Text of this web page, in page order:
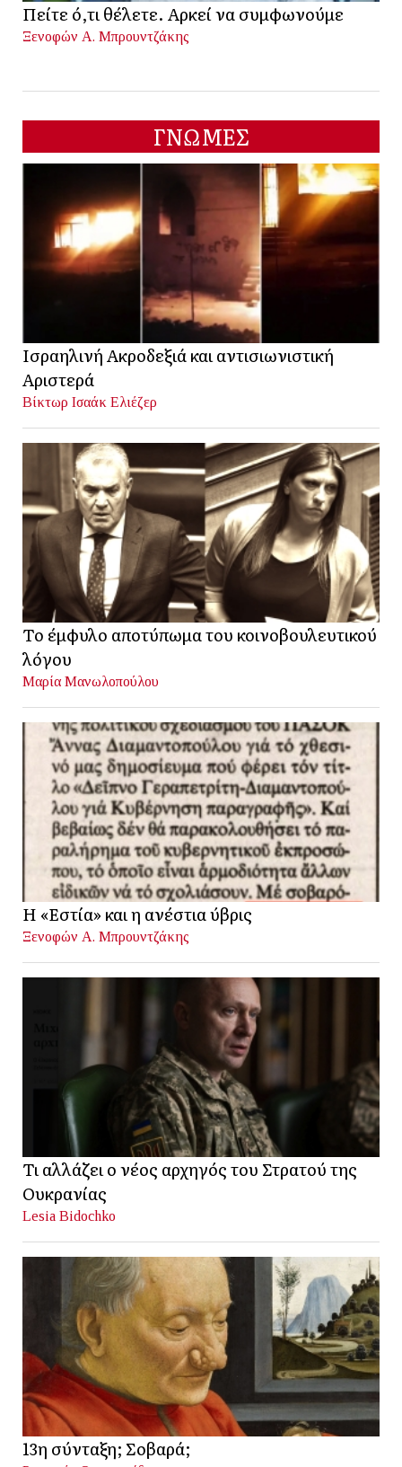
Πείτε ό,τι θέλετε. Αρκεί να συμφωνούμε
Ξενοφών Α. Μπρουντζάκης
ΓΝΩΜΕΣ
Ισραηλινή Ακροδεξιά και αντισιωνιστική
Αριστερά
Βίκτωρ Ισαάκ Ελιέζερ
Το έμφυλο αποτύπωμα του κοινοβουλευτικού
λόγου
Μαρία Μανωλοπούλου
Η «Εστία» και η ανέστια ύβρις
Ξενοφών Α. Μπρουντζάκης
Τι αλλάζει ο νέος αρχηγός του Στρατού της
Ουκρανίας
Lesia Bidochko
13η σύνταξη; Σοβαρά;